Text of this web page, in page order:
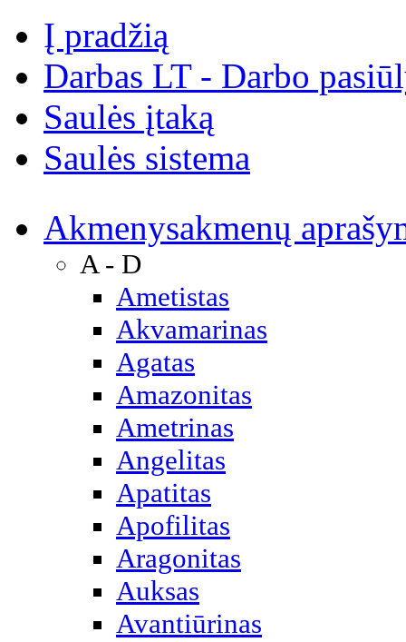
Į pradžią
Darbas LT - Darbo
Saulės įtaką
Saulės sistema
Akmenysakmenų
A - D
Ametistas
Akvamarinas
Agatas
Amazonitas
Ametrinas
Angelitas
Apatitas
Apofilitas
Aragonitas
Auksas
Avantiūrinas